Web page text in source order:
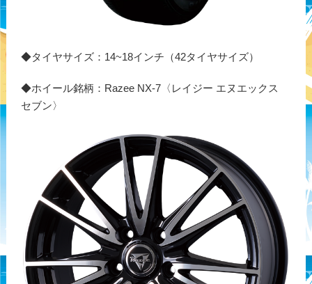
◆タイヤサイズ：14~18インチ（42タイヤサイズ）
◆ホイール銘柄：Razee NX-7〈レイジー エヌエックス
セブン〉